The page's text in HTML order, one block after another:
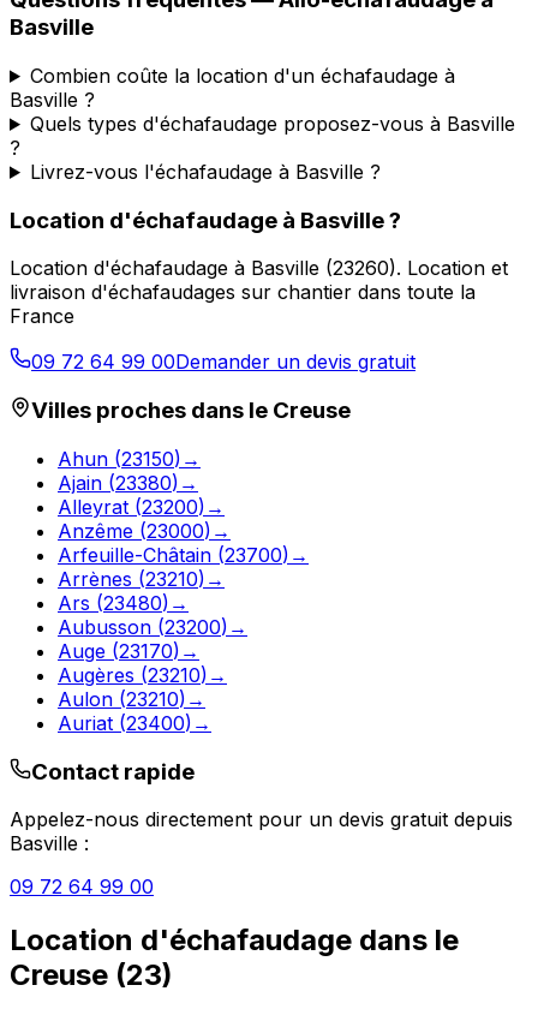
Basville
Combien coûte la location d'un échafaudage à
Basville ?
Quels types d'échafaudage proposez-vous à Basville
?
Livrez-vous l'échafaudage à Basville ?
Location d'échafaudage à Basville?
Location d'échafaudage à Basville (23260). Location et
livraison d'échafaudages sur chantier dans toute la
France
09 72 64 99 00Demander un devis gratuit
Villes proches dans le Creuse
Ahun (23150) →
Ajain (23380) →
Alleyrat (23200) →
Anzême (23000) →
Arfeuille-Châtain (23700) →
Arrènes (23210) →
Ars (23480) →
Aubusson (23200) →
Auge (23170) →
Augères (23210) →
Aulon (23210) →
Auriat (23400) →
Contact rapide
Appelez-nous directement pour un devis gratuit depuis
Basville :
09 72 64 99 00
Location d'échafaudage dans le
Creuse (23)